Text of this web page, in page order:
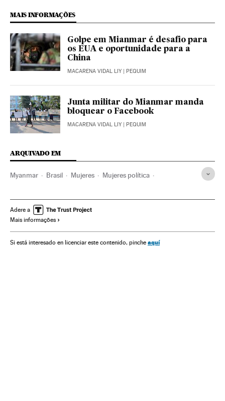
MAIS INFORMAÇÕES
Golpe em Mianmar é desafio para
os EUA e oportunidade para a
China
MACARENA VIDAL LIY | PEQUIM
Junta militar do Mianmar manda
bloquear o Facebook
MACARENA VIDAL LIY | PEQUIM
ARQUIVADO EM
Myanmar Brasil Mujeres Mujeres política
Democracia Golpes estado
Manifestaciones
Adere a
Mais informações
Si está interesado en licenciar este contenido, pinche aquí